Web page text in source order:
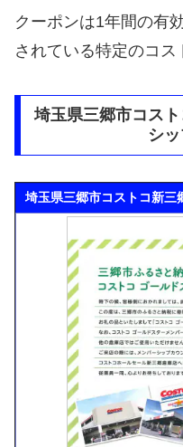
クーポンは1年間の有
されている特定のコス
埼玉県三郷市コス
シ
埼玉県三郷市コストコ新三